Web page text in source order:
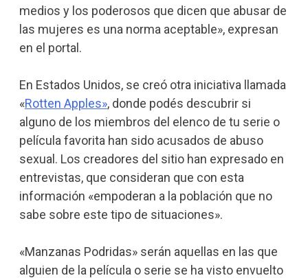
medios y los poderosos que dicen que abusar de
las mujeres es una norma aceptable», expresan
en el portal.
En Estados Unidos, se creó otra iniciativa llamada
«Rotten Apples», donde podés descubrir si
alguno de los miembros del elenco de tu serie o
película favorita han sido acusados de abuso
sexual. Los creadores del sitio han expresado en
entrevistas, que consideran que con esta
información «empoderan a la población que no
sabe sobre este tipo de situaciones».
«Manzanas Podridas» serán aquellas en las que
alguien de la película o serie se ha visto envuelto